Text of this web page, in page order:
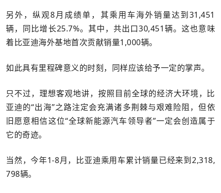
另外，纵观8月成绩单，其乘用车海外销量达到31,451
辆，同比增长25.7%。其中，共出口30,451辆。这也意味
着比亚迪海外基地首次贡献销量1,000辆。
如此具有里程碑意义的时刻，同样应该给予一定的掌声。
只不过，理想客观地讲，按照目前全球的经济大环境，比
亚迪的“出海”之路注定会充满诸多荆棘与艰难险阻，但依
旧愿意相信这位“全球新能源汽车领导者”一定会创造属于
它的奇迹。
当然，今年1-8月，比亚迪乘用车累计销量已经来到2,318,
798辆。